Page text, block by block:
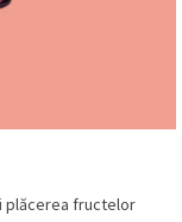
plăcerea fructelor